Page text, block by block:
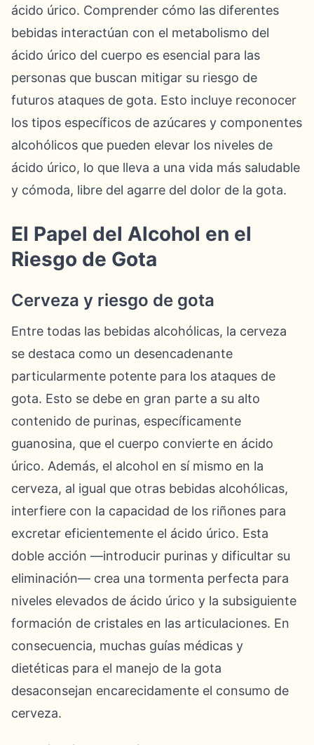
ácido úrico. Comprender cómo las diferentes
bebidas interactúan con el metabolismo del
ácido úrico del cuerpo es esencial para las
personas que buscan mitigar su riesgo de
futuros ataques de gota. Esto incluye reconocer
los tipos específicos de azúcares y componentes
alcohólicos que pueden elevar los niveles de
ácido úrico, lo que lleva a una vida más saludable
y cómoda, libre del agarre del dolor de la gota.
El Papel del Alcohol en el
Riesgo de Gota
Cerveza y riesgo de gota
Entre todas las bebidas alcohólicas, la cerveza
se destaca como un desencadenante
particularmente potente para los ataques de
gota. Esto se debe en gran parte a su alto
contenido de purinas, específicamente
guanosina, que el cuerpo convierte en ácido
úrico. Además, el alcohol en sí mismo en la
cerveza, al igual que otras bebidas alcohólicas,
interfiere con la capacidad de los riñones para
excretar eficientemente el ácido úrico. Esta
doble acción —introducir purinas y dificultar su
eliminación— crea una tormenta perfecta para
niveles elevados de ácido úrico y la subsiguiente
formación de cristales en las articulaciones. En
consecuencia, muchas guías médicas y
dietéticas para el manejo de la gota
desaconsejan encarecidamente el consumo de
cerveza.